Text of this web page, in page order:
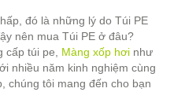
đó là những lý do Túi PE
nên mua Túi PE ở đâu?
túi pe, Màng xốp hơi như
nhiều năm kinh nghiệm cùng
chúng tôi mang đến cho bạn